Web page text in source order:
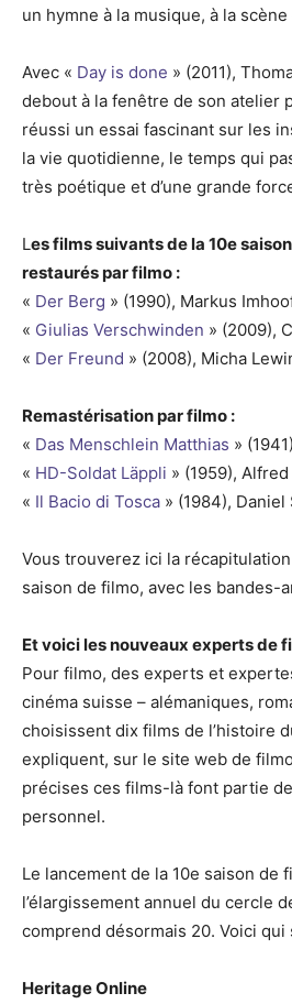
un hymne à la musique, à la scène
Avec « Day is done » (2011),
debout à la fenêtre de son atelier
réussi un essai fascinant sur les
la vie quotidienne, le temps qui
très poétique et d’une grande
Les films suivants de la 10e
restaurés par filmo :
« Der Berg » (1990), Markus
« Giulias Verschwinden » (2009),
« Der Freund » (2008), Micha
Remastérisation par filmo :
« Das Menschlein Matthias »
« HD-Soldat Läppli » (1959),
« Il Bacio di Tosca » (1984), Daniel
Vous trouverez ici la
saison de filmo, avec les bandes-
Et voici les nouveaux experts de
Pour filmo, des experts et
cinéma suisse – alémaniques,
choisissent dix films de l’histoire
expliquent, sur le site web de
précises ces films-là font partie
personnel.
Le lancement de la 10e saison de
l’élargissement annuel du cercle
comprend désormais 20. Voici qui
Heritage Online